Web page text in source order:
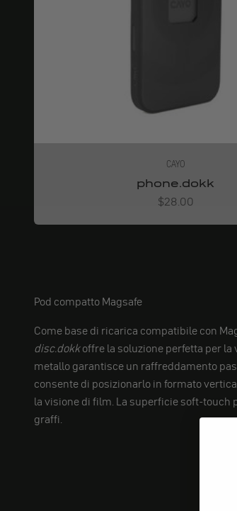
CAYO
phone.dokk
Angebot
$28.00
Pod compatto Magsafe
Come base di ricarica compatibile con
disc.dokkoffre la soluzione perfetta per
metallo garantisce un raffreddamento
consente di posizionarlo in formato
la visione di film. La superficie soft-touch
graffi.